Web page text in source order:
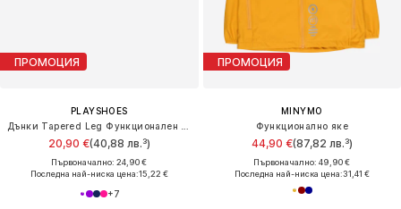
ПРОМОЦИЯ
PLAYSHOES
20,90 €(40,88 лв.³)
Първоначално: 24,90 €
Последна най-ниска цена:15,22 €
+7
ПРОМОЦИЯ
MINYMO
Функционално яке
44,90 €(87,82 лв.³)
Първоначално: 49,90 €
Последна най-ниска цена:31,41 €